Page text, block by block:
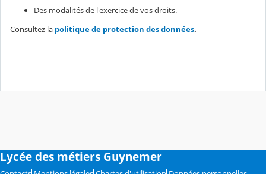
Des modalités de l'exercice de vos droits.
Consultez la politique de protection des données.
Lycée des métiers Guynemer